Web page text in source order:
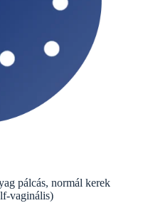
pálcás, normál kerek
vaginális)